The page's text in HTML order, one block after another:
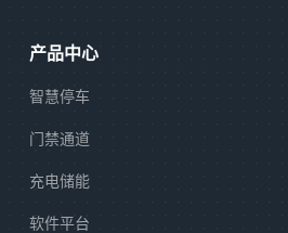
产品中心
智慧停车
门禁通道
充电储能
软件平台